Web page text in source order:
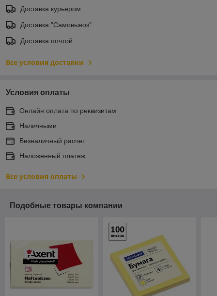
Доставка курьером
Доставка "Самовывоз"
Доставка почтой
Все условия доставки
Условия оплаты
Онлайн оплата по реквизитам
Наличными
Безналичный расчет
Наложенный платеж
Все условия оплаты
Подобные товары компании